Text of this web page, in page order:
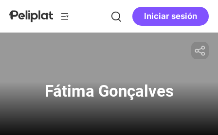
Iniciar sesión
Fátima Gonçalves